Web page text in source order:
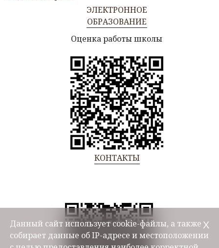
ЭЛЕКТРОННОЕ
ОБРАЗОВАНИЕ
Оценка работы школы
КОНТАКТЫ
Данный сайт использует cookie-файлы, а также
собирает данные об IP-адресе и местоположении
Х